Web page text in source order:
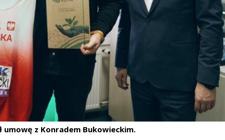
umowę z Konradem Bukowieckim.